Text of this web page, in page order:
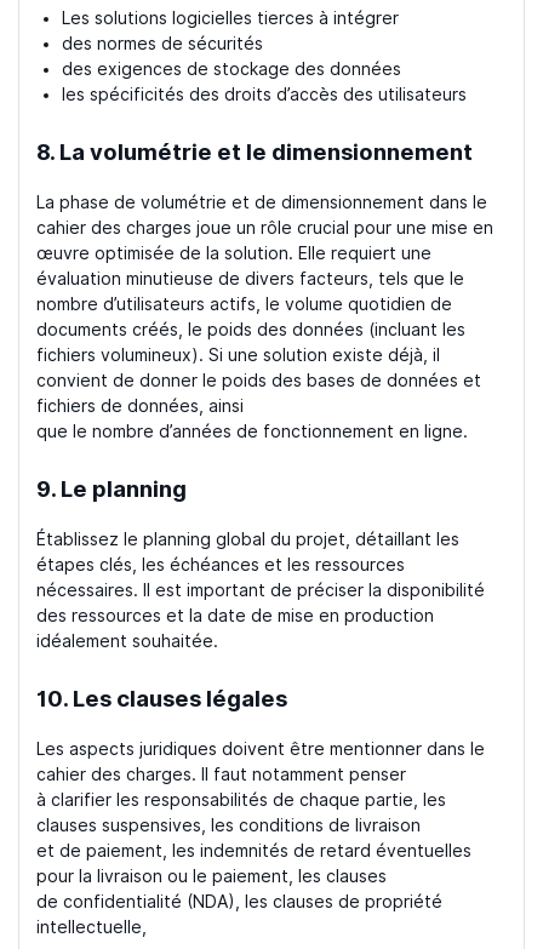
Les solutions logicielles tierces à intégrer
des normes de sécurités
des exigences de stockage des données
les spécificités des droits d’accès des utilisateurs
8. La volumétrie et le dimensionnement
La phase de volumétrie et de dimensionnement dans le
cahier des charges joue un rôle crucial pour une mise en
œuvre optimisée de la solution. Elle requiert une
évaluation minutieuse de divers facteurs, tels que le
nombre d’utilisateurs actifs, le volume quotidien de
documents créés, le poids des données (incluant les
fichiers volumineux). Si une solution existe déjà, il
convient de donner le poids des bases de données et
fichiers de données, ainsi
que le nombre d’années de fonctionnement en ligne.
9. Le planning
Établissez le planning global du projet, détaillant les
étapes clés, les échéances et les ressources
nécessaires. Il est important de préciser la disponibilité
des ressources et la date de mise en production
idéalement souhaitée.
10. Les clauses légales
Les aspects juridiques doivent être mentionner dans le
cahier des charges. Il faut notamment penser
à clarifier les responsabilités de chaque partie, les
clauses suspensives, les conditions de livraison
et de paiement, les indemnités de retard éventuelles
pour la livraison ou le paiement, les clauses
de confidentialité (NDA), les clauses de propriété
intellectuelle,